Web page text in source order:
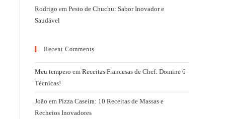
Rodrigo em Pesto de Chuchu: Sabor Inovador e
Saudável
Recent Comments
Meu tempero em Receitas Francesas de Chef: Domine 6
Técnicas!
João em Pizza Caseira: 10 Receitas de Massas e
Recheios Inovadores